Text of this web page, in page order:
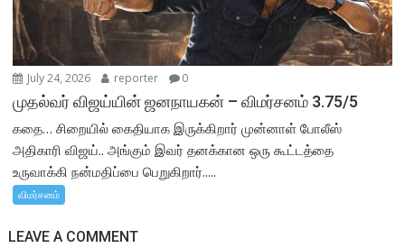
July 24, 2026 reporter 0
முதல்வர் விஜய்யின் ஜனநாயகன் – விமர்சனம் 3.75/5
கதை… சிறையில் கைதியாக இருக்கிறார் முன்னாள் போலீஸ்
அதிகாரி விஜய்.. அங்கும் இவர் தனக்கான ஒரு கூட்டத்தை
உருவாக்கி நன்மதிப்பை பெறுகிறார்.....
விமர்சனம்
LEAVE A COMMENT